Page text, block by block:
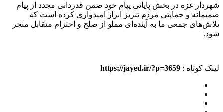
شهردار غزه در بخش پایانی پیام خود ضمن قدردانی مجدد از پیام
صمیمانه و حمایتی مردم تبریز ابراز امیدواری کرده است که
تلاش‌های جمعی ما به آینده‌ای مملو از صلح و احترام متقابل منجر
شود.
لینک کوتاه : https://jayed.ir/?p=3659